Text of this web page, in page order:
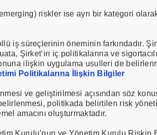
riskler ise ayrı bir kategori
iş süreçlerinin öneminin farkındadır.
Şirket’in iç politikalarına ve
ilişkin uygulama usulleri de
Politikalarına İlişkin Bilgiler
ve geliştirilmesi açısından söz
politikada belirtilen risk
amacını oluşturmaktadır.